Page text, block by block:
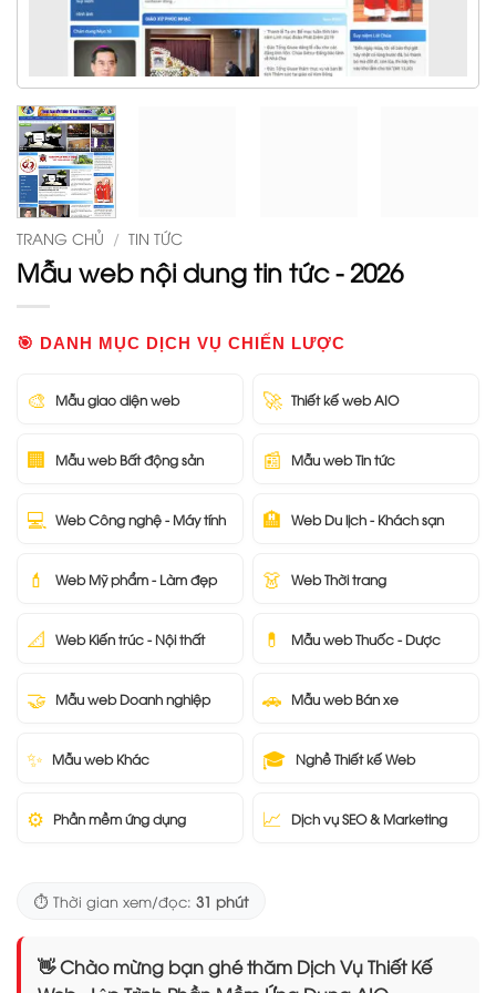
TRANG CHỦ / TIN TỨC
Mẫu web nội dung tin tức - 2026
🎯 DANH MỤC DỊCH VỤ CHIẾN LƯỢC
🎨 Mẫu giao diện web 🚀 Thiết kế web AIO
🏢 Mẫu web Bất động sản 📰 Mẫu web Tin tức
💻 Web Công nghệ - Máy tính 🏨 Web Du lịch - Khách sạn
💄 Web Mỹ phẩm - Làm đẹp 👗 Web Thời trang
📐 Web Kiến trúc - Nội thất 💊 Mẫu web Thuốc - Dược
🤝 Mẫu web Doanh nghiệp 🚗 Mẫu web Bán xe
✨ Mẫu web Khác 🎓 Nghề Thiết kế Web
⚙️ Phần mềm ứng dụng 📈 Dịch vụ SEO & Marketing
⏱️ Thời gian xem/đọc: 31 phút
👋 Chào mừng bạn ghé thăm Dịch Vụ Thiết Kế